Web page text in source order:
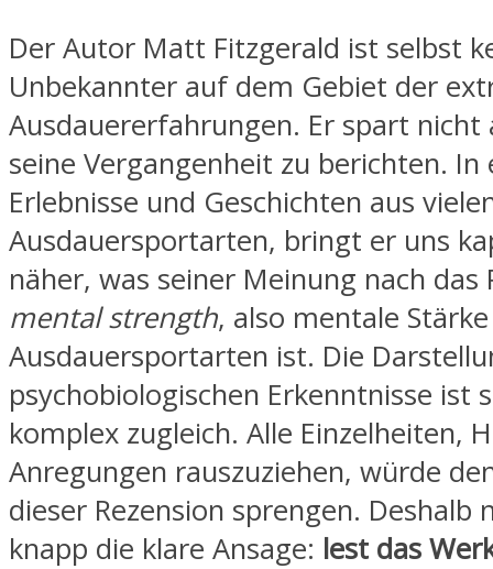
Der Autor Matt Fitzgerald ist selbst
Unbekannter auf dem Gebiet der
Ausdauererfahrungen. Er spart nicht
seine Vergangenheit zu berichten.
Erlebnisse und Geschichten aus
Ausdauersportarten, bringt er uns
näher, was seiner Meinung nach das
mental strength, also mentale
Ausdauersportarten ist. Die
psychobiologischen Erkenntnisse ist
komplex zugleich. Alle Einzelheiten,
Anregungen rauszuziehen, würde
dieser Rezension sprengen. Deshalb
knapp die klare Ansage: lest das